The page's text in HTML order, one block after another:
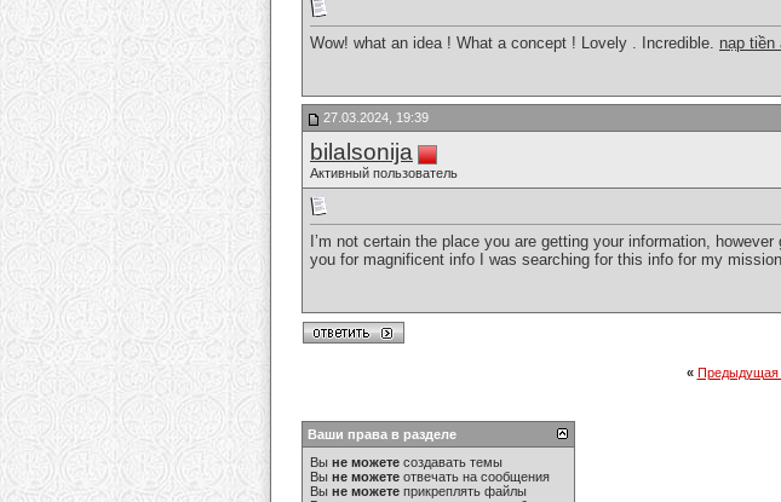
Wow! what an idea ! What a concept ! Lovely . Incredible. nạp tiền
27.03.2024, 19:39
bilalsonija
Активный пользователь
I’m not certain the place you are getting your information,
you for magnificent info I was searching for this info for my
« Предыдущая
Ваши права в разделе
Вы не можете создавать темы
Вы не можете отвечать на сообщения
Вы не можете прикреплять файлы